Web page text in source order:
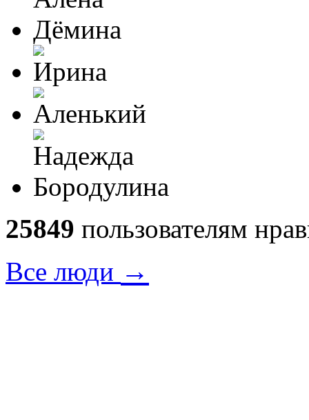
25849 пользователям
Все люди →